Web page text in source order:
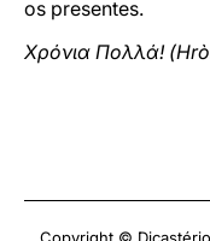
os presentes.
Χρόνια Πολλά!